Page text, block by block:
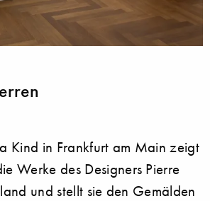
Kind in Frankfurt am Main zeigt
Werke des Designers Pierre
und stellt sie den Gemälden